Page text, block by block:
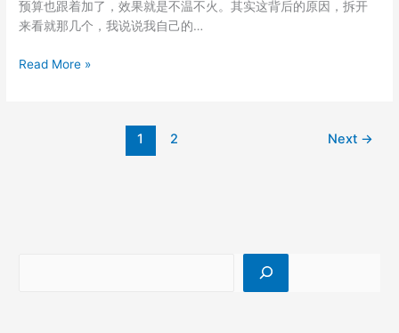
这
3
调
预算也跟着加了，效果就是不温不火。其实这背后的原因，拆开
来看就那几个，我说说我自己的…
聚
Read More »
1 2 Next →